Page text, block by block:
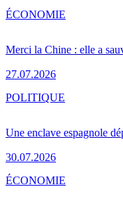
Merci la Chine : elle a
27.07.2026
ÉCONOMIE
Une enclave espagnole
30.07.2026
POLITIQUE
ÉCONOMIE